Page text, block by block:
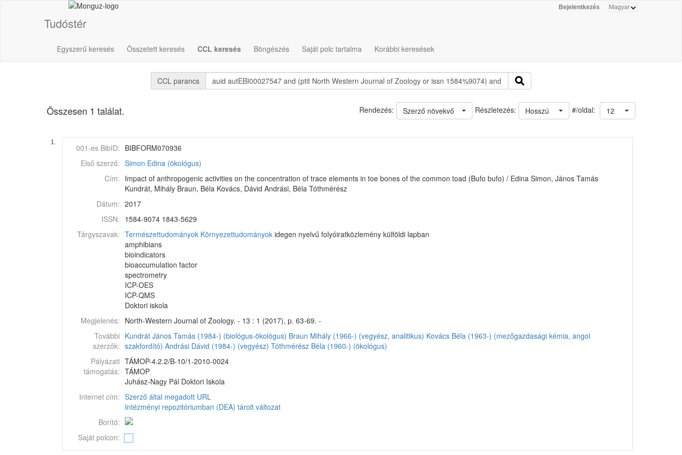
Bejelentkezés
Tudóstér
Egyszerű keresés Összetett keresés CCL keresés Böngészés Saját polc tartalma Korábbi keresések
CCL parancs
Összesen 1 találat. #/oldal: 12
Hosszú
Részletezés:
Rendezés: Szerző növekvő
1.
001-es BibID: BIBFORM070936
Első szerző: Simon Edina (ökológus)
Cím: Impact of anthropogenic activities on the concentration of trace elements in toe bones of the common toad (Bufo bufo) / Edina Simon, János Tamás
Kundrát, Mihály Braun, Béla Kovács, Dávid Andrási, Béla Tóthmérész
Dátum: 2017
ISSN: 1584-9074 1843-5629
Tárgyszavak: Természettudományok Környezettudományok idegen nyelvű folyóiratközlemény külföldi lapban
amphibians
bioindicators
bioaccumulation factor
spectrometry
ICP-OES
ICP-QMS
Doktori iskola
Megjelenés: North-Western Journal of Zoology. - 13 : 1 (2017), p. 63-69. -
További
szerzők:
Kundrát János Tamás (1984-) (biológus-ökológus) Braun Mihály (1966-) (vegyész, analitikus) Kovács Béla (1963-) (mezőgazdasági kémia, angol
szakfordító) Andrási Dávid (1984-) (vegyész) Tóthmérész Béla (1960-) (ökológus)
Pályázati
támogatás:
TÁMOP-4.2.2/B-10/1-2010-0024
TÁMOP
Juhász-Nagy Pál Doktori Iskola
Internet cím: Szerző által megadott URL
Intézményi repozitóriumban (DEA) tárolt változat
Borító:
Saját polcon: